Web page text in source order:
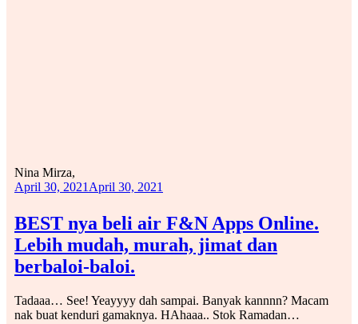
BEST nya beli air F&N Apps Online.
Lebih mudah, murah, jimat dan
berbaloi-baloi.
Nina Mirza,
April 30, 2021 April 30, 2021
Tadaaa… See! Yeayyyy dah sampai. Banyak kannnn? Macam
nak buat kenduri gamaknya. HAhaaa.. Stok Ramadan…